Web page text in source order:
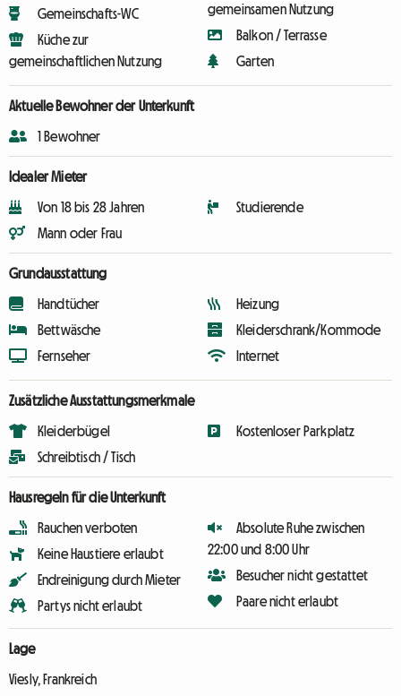
Gemeinschafts-WC
Küche zur
gemeinschaftlichen Nutzung
gemeinsamen Nutzung
Balkon / Terrasse
Garten
Aktuelle Bewohner der Unterkunft
1 Bewohner
Idealer Mieter
Von 18 bis 28 Jahren
Mann oder Frau
Studierende
Grundausstattung
Handtücher
Bettwäsche
Fernseher
Heizung
Kleiderschrank/Kommode
Internet
Zusätzliche Ausstattungsmerkmale
Kleiderbügel
Schreibtisch / Tisch
Kostenloser Parkplatz
Hausregeln für die Unterkunft
Rauchen verboten
Keine Haustiere erlaubt
Endreinigung durch Mieter
Partys nicht erlaubt
Absolute Ruhe zwischen
22:00 und 8:00 Uhr
Besucher nicht gestattet
Paare nicht erlaubt
Lage
Viesly, Frankreich